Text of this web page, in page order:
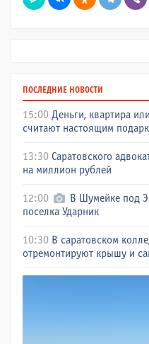
ПОСЛЕДНИЕ НОВОСТИ
15:00 Деньги, квартира
считают настоящим
13:30 Саратовского
на миллион рублей
12:00
В Шумейке под
поселка Ударник
10:30 В саратовском
отремонтируют крышу и